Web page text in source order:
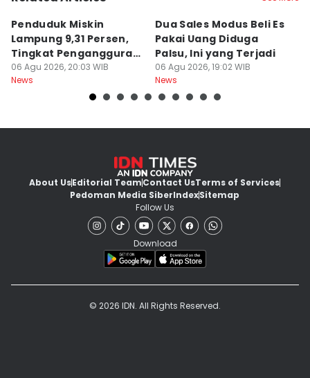
Penduduk Miskin
Lampung 9,31 Persen,
Tingkat Pengangguran
Terbuka Naik
06 Agu 2026, 20:03 WIB
News
Dua Sales Modus Beli Es
Pakai Uang Diduga
Palsu, Ini yang Terjadi
06 Agu 2026, 19:02 WIB
News
About UsEditorial TeamContact UsTerms of Services
Pedoman Media SiberIndexSitemap
Follow Us
Download
© 2026 IDN. All Rights Reserved.